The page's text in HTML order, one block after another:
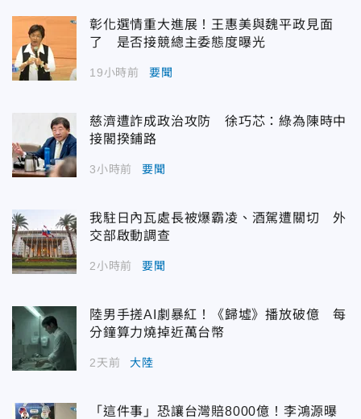
彰化選情重大進展！王惠美與魏平政見面
了 是否接競總主委態度曝光
19小時前 要聞
慈濟遭詐成政治攻防 徐巧芯：綠為陳時中
接閣揆鋪路
3小時前 要聞
我駐日內瓦處長被爆霸凌、酒駕遭關切 外
交部啟動調查
2小時前 要聞
陸男手搓AI劇暴紅！《歸墟》播放破億 每
分鐘算力燒掉近萬台幣
2天前 大陸
「這件事」恐讓台灣賠8000億！李鴻源曝